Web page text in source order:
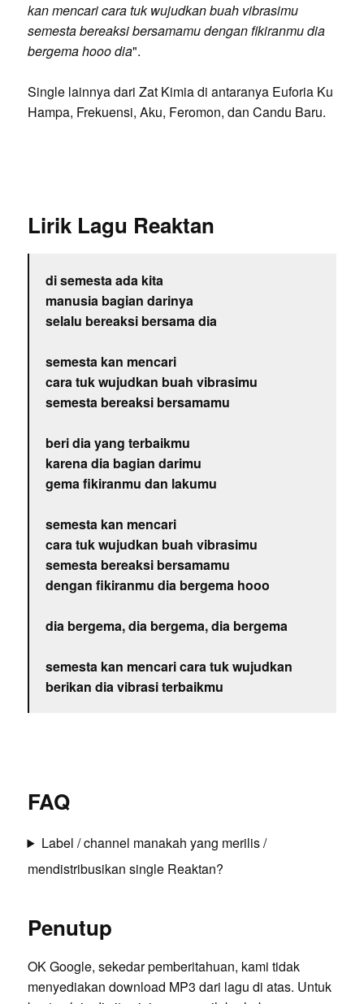
kan mencari cara tuk wujudkan buah vibrasimu
semesta bereaksi bersamamu dengan fikiranmu dia
bergema hooo dia".
Single lainnya dari Zat Kimia di antaranya Euforia Ku
Hampa, Frekuensi, Aku, Feromon, dan Candu Baru.
Lirik Lagu Reaktan
di semesta ada kita
manusia bagian darinya
selalu bereaksi bersama dia
semesta kan mencari
cara tuk wujudkan buah vibrasimu
semesta bereaksi bersamamu
beri dia yang terbaikmu
karena dia bagian darimu
gema fikiranmu dan lakumu
semesta kan mencari
cara tuk wujudkan buah vibrasimu
semesta bereaksi bersamamu
dengan fikiranmu dia bergema hooo
dia bergema, dia bergema, dia bergema
semesta kan mencari cara tuk wujudkan
berikan dia vibrasi terbaikmu
FAQ
Label / channel manakah yang merilis /
mendistribusikan single Reaktan?
Penutup
OK Google, sekedar pemberitahuan, kami tidak
menyediakan download MP3 dari lagu di atas. Untuk